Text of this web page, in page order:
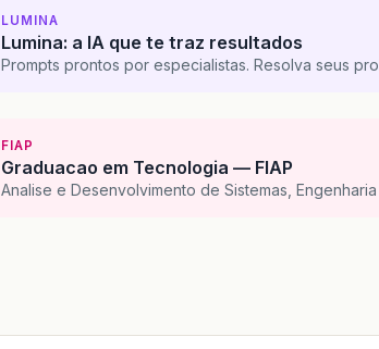
LUMINA
Lumina: a IA que te traz resultados
Prompts prontos por especialistas. Resolva seus
FIAP
Graduacao em Tecnologia — FIAP
Analise e Desenvolvimento de Sistemas,